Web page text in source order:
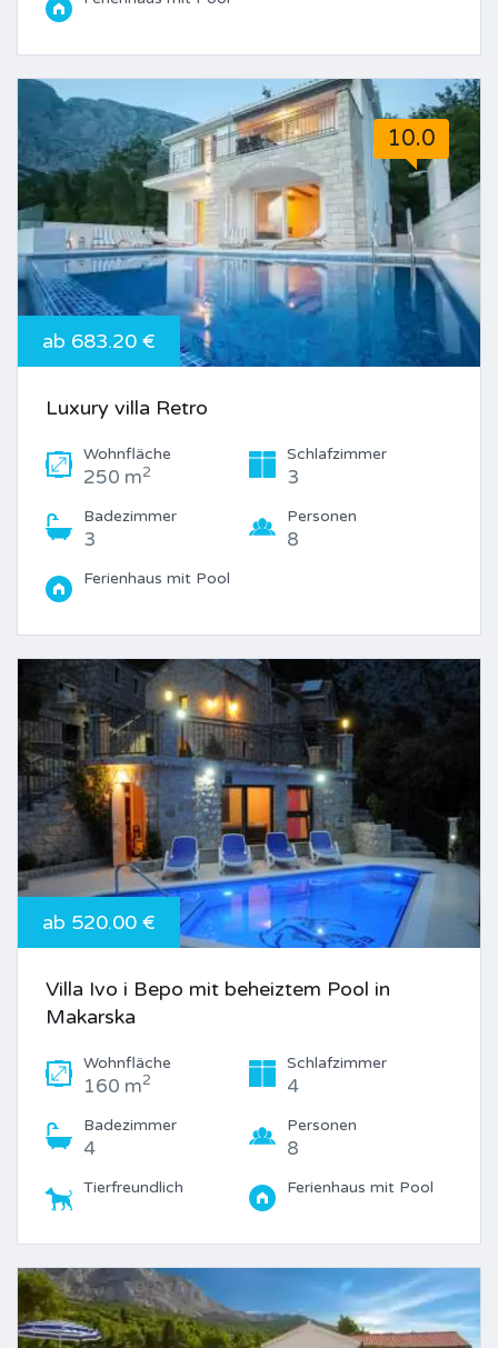
10.0
ab 683.20 €
Luxury villa Retro
Wohnfläche
250 m2
Schlafzimmer
3
Badezimmer
3
Personen
8
Ferienhaus mit Pool
ab 520.00 €
Villa Ivo i Bepo mit beheiztem Pool in
Makarska
Wohnfläche
160 m2
Schlafzimmer
4
Badezimmer
4
Personen
8
Tierfreundlich Ferienhaus mit Pool